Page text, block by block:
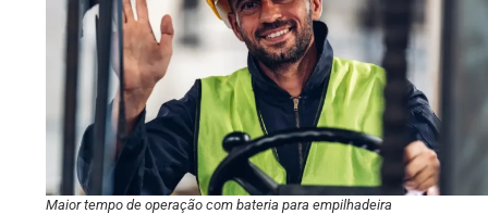
Maior tempo de operação com bateria para empilhadeira